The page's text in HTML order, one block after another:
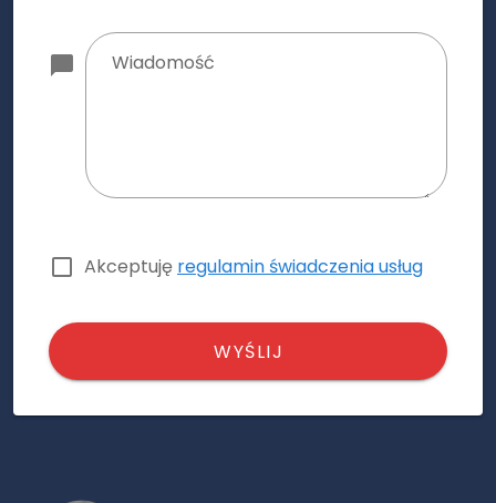
Wiadomość
Akceptuję regulamin świadczenia usług
WYŚLIJ